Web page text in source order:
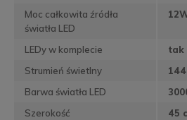
Moc całkowita źródła
światła LED
LEDy w komplecie
tak
Strumień świetlny
Barwa światła LED
Szerokość
45